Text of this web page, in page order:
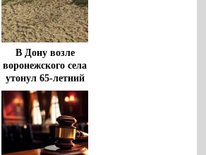
В Дону возле
воронежского села
утонул 65-летний
мужчина